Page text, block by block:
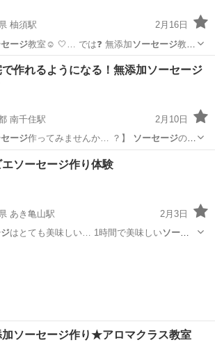
柚須駅
2月16日
ージ 教室☺️ ‎🤍… では❓ 無添加ソーセージ教室
の無添加ソーセージ教室を行っていま… も大
❕ 一度覚えてし… き・お持ち帰りのソーセー
須駅 その他 ソーセージ
で作れるようになる！無添加ソーセージ
南千住駅
2月10日
ージ作ってみませんか… ？】 ソーセージの材
ーセージ って 豚ひき肉… 多くの市販のソーセ
添加物が… もう、市販のソーセージ買えません😆…...
南千住駅 その他 ソーセージ
エソーセージ作り体験
あき亀山駅
2月3日
はとても美味しい… 1時間で美味しいソーセ
加ソーセージ作り★アロマクラス教室